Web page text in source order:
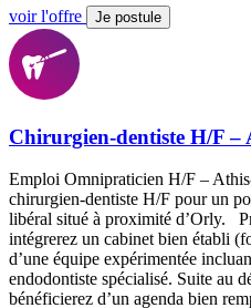
voir l'offre Je postule
Chirurgien-dentiste H/F –
Emploi Omnipraticien H/F –
chirurgien-dentiste H/F pour un
libéral situé à proximité d’Orly.
intégrerez un cabinet bien établi
d’une équipe expérimentée
endodontiste spécialisé. Suite au
bénéficierez d’un agenda bien